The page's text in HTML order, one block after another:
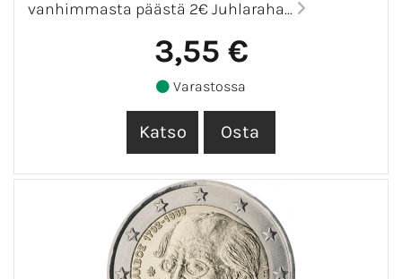
vanhimmasta päästä 2€ Juhlaraha...
3,55 €
Varastossa